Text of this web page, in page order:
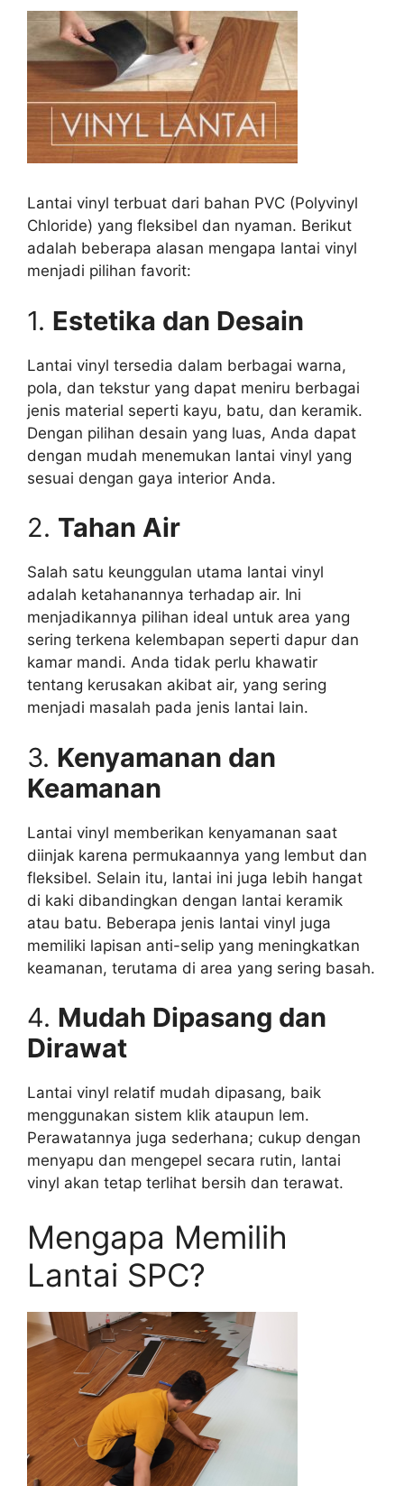
Lantai vinyl terbuat dari bahan PVC (Polyvinyl
Chloride) yang fleksibel dan nyaman. Berikut
adalah beberapa alasan mengapa lantai vinyl
menjadi pilihan favorit:
1. Estetika dan Desain
Lantai vinyl tersedia dalam berbagai warna,
pola, dan tekstur yang dapat meniru berbagai
jenis material seperti kayu, batu, dan keramik.
Dengan pilihan desain yang luas, Anda dapat
dengan mudah menemukan lantai vinyl yang
sesuai dengan gaya interior Anda.
2. Tahan Air
Salah satu keunggulan utama lantai vinyl
adalah ketahanannya terhadap air. Ini
menjadikannya pilihan ideal untuk area yang
sering terkena kelembapan seperti dapur dan
kamar mandi. Anda tidak perlu khawatir
tentang kerusakan akibat air, yang sering
menjadi masalah pada jenis lantai lain.
3. Kenyamanan dan
Keamanan
Lantai vinyl memberikan kenyamanan saat
diinjak karena permukaannya yang lembut dan
fleksibel. Selain itu, lantai ini juga lebih hangat
di kaki dibandingkan dengan lantai keramik
atau batu. Beberapa jenis lantai vinyl juga
memiliki lapisan anti-selip yang meningkatkan
keamanan, terutama di area yang sering basah.
4. Mudah Dipasang dan
Dirawat
Lantai vinyl relatif mudah dipasang, baik
menggunakan sistem klik ataupun lem.
Perawatannya juga sederhana; cukup dengan
menyapu dan mengepel secara rutin, lantai
vinyl akan tetap terlihat bersih dan terawat.
Mengapa Memilih
Lantai SPC?